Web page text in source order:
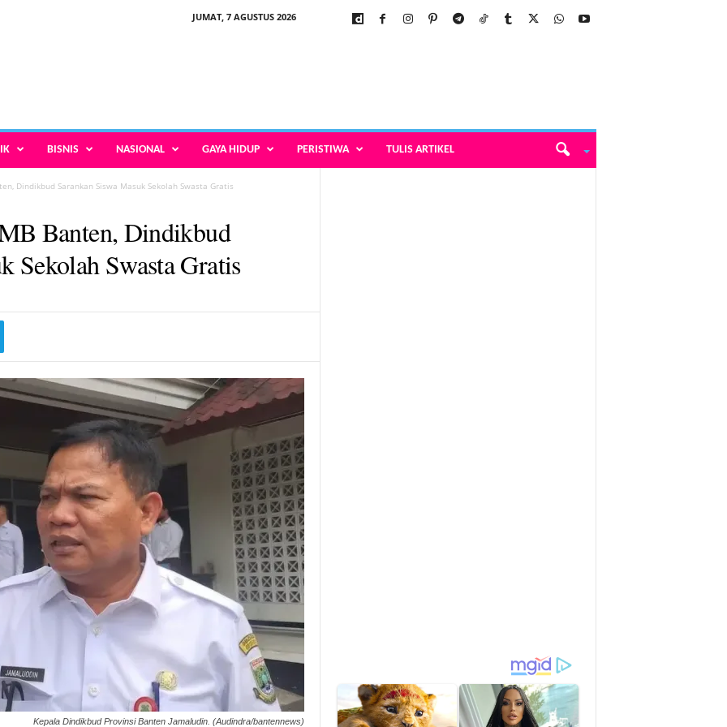
JUMAT, 7 AGUSTUS 2026
BISNIS NASIONAL GAYA HIDUP PERISTIWA TULIS ARTIKEL
Dindikbud Sarankan Siswa Masuk Sekolah Swasta Gratis
Banten, Dindikbud
Sekolah Swasta Gratis
Kepala Dindikbud Provinsi Banten Jamaludin. (Audindra/bantennews)